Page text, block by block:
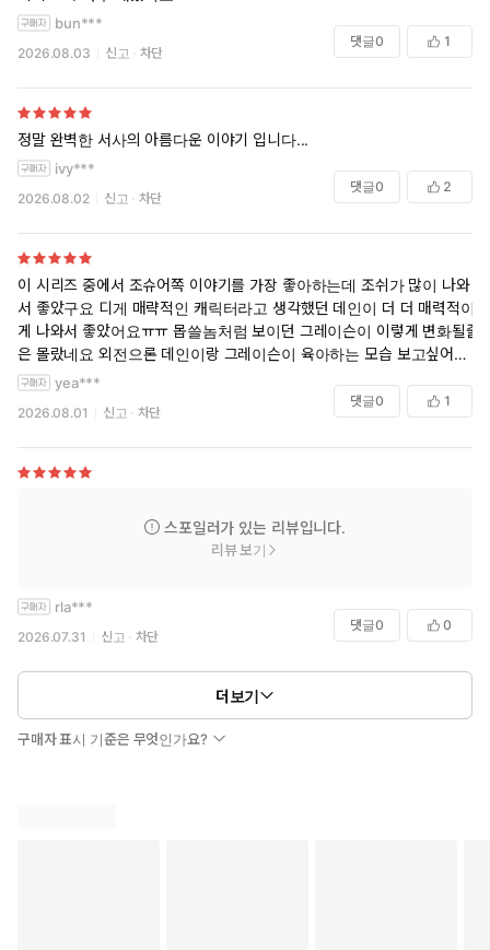
bun***
2026.08.03 신고 차단
댓글0 1
정말 완벽한 서사의 아름다운 이야기 입니다...
ivy***
2026.08.02 신고 차단
댓글0 2
이 시리즈 중에서 조슈어쪽 이야기를 가장 좋아하는데 조쉬가 많이 나와
서 좋았구요 디게 매략적인 캐릭터라고 생각했던 데인이 더 더 매력적이
게 나와서 좋았어요ㅠㅠ 몹쓸놈처럼 보이던 그레이슨이 이렇게 변화될줄
은 몰랐네요 외전으론 데인이랑 그레이슨이 육아하는 모습 보고싶어요ㅜ
ㅠㅠ 달링도 많이나왔으면 좋겠어요 달링 귀여워ㅜ
yea***
2026.08.01 신고 차단
댓글0 1
스포일러가 있는 리뷰입니다.
리뷰 보기
rla***
2026.07.31 신고 차단
댓글0 0
더보기
구매자 표시 기준은 무엇인가요?